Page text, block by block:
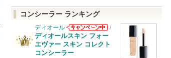
コンシーラー ランキング
ディオール
ディオールから
のお知らせがあ
ります
/
ディオールスキン フォー
エヴァー スキン コレクト
コンシーラー